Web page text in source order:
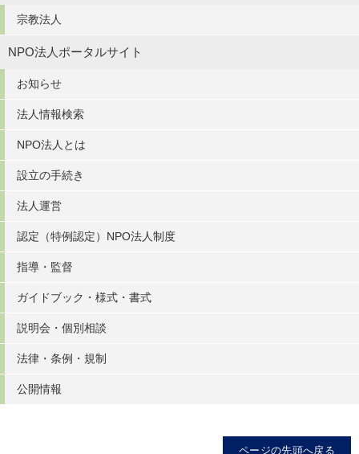
宗教法人
NPO法人ポータルサイト
お知らせ
法人情報検索
NPO法人とは
設立の手続き
法人運営
認定（特例認定）NPO法人制度
指導・監督
ガイドブック・様式・書式
説明会・個別相談
法律・条例・規制
公開情報
ページの先頭へ戻る